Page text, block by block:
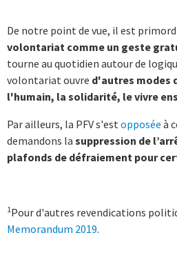
De notre point de vue, il est
volontariat comme un geste
tourne au quotidien autour de
volontariat ouvre d'autres modes
l'humain, la solidarité, le vivre
Par ailleurs, la PFV s'estopposée à
demandons la suppression de
plafonds de défraiement pour
1Pour d'autres revendications
Memorandum 2019.